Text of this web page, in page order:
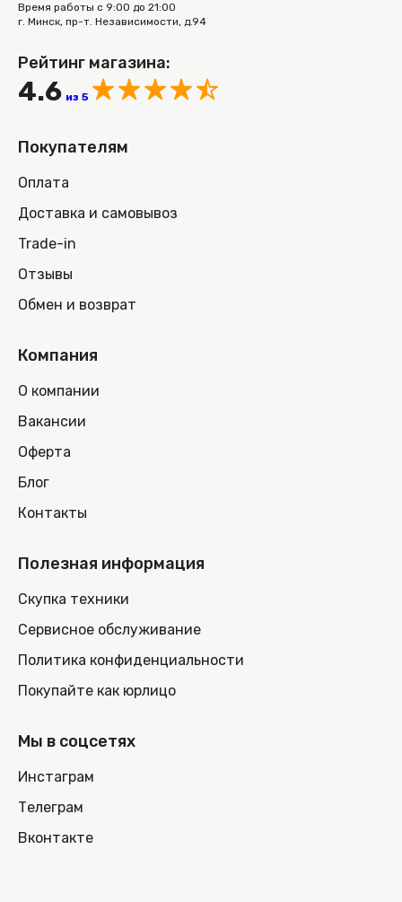
Время работы с 9:00 до 21:00
г. Минск, пр-т. Независимости, д.94
Рейтинг магазина:
4.6 из 5
Покупателям
Оплата
Доставка и самовывоз
Trade-in
Отзывы
Обмен и возврат
Компания
О компании
Вакансии
Оферта
Блог
Контакты
Полезная информация
Скупка техники
Сервисное обслуживание
Политика конфиденциальности
Покупайте как юрлицо
Мы в соцсетях
Инстаграм
Телеграм
Вконтакте